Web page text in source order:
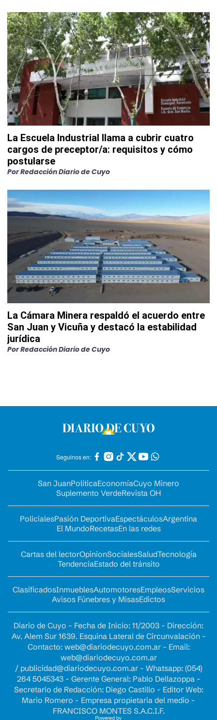
La Escuela Industrial llama a cubrir cuatro
cargos de preceptor/a: requisitos y cómo
postularse
PorRedacción Diario de Cuyo
La Cámara Minera respaldó el acuerdo entre
San Juan y Vicuña y destacó la estabilidad
jurídica
PorRedacción Diario de Cuyo
Seguinos en:
San JuanPolíticaEconomíaCuyo Minero
Suplemento VerdeRevista OH
PolicialesPasión DeportivaEspectáculosArgentina
El MundoRecetasEn las redes
Cartas del lectorOpinionSocialesSaludTecnología
TendenciaEstado del tránsito
ClasificadosInmueblesAutomotoresEmpleosServicios
Avisos Fúnebres y MisasEdictos
Diario de Cuyo - Fecha de Inicio: 11/2003 - Dirección:
Av. Alem Sur 1639. Esquina Lateral de Circunvalación -
Contacto: web@diariodecuyo.com.ar- Email:
web@diariodecuyo.com.ar
/ publicidad@diariodecuyo.com.ar- Whatsapp: (054)
264 5045343 - Gerente General: Pablo Dellazoppa -
Secretario de Redacción: Diego Castillo - Editor Web:
Mario Romero - Empresa propietaria del medio -
FRANCISCO MONTES S.A.C.I.F.